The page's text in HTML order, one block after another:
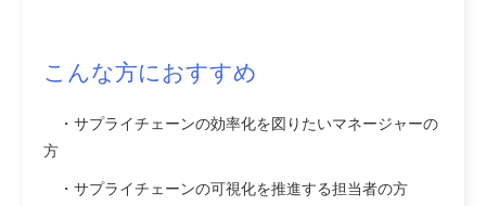
こんな方におすすめ
・サプライチェーンの効率化を図りたいマネージャーの
方
・サプライチェーンの可視化を推進する担当者の方